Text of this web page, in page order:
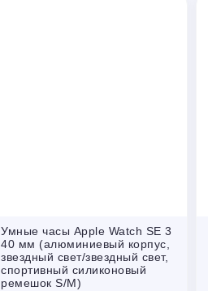
Умные часы Apple Watch SE 3
40 мм (алюминиевый корпус,
звездный свет/звездный свет,
спортивный силиконовый
ремешок S/M)